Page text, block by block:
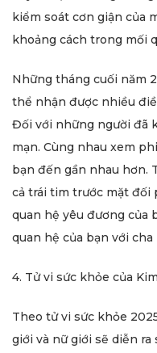
kiểm soát cơn giận của
khoảng cách trong mối
Những tháng cuối năm
thể nhận được nhiều
Đối với những người đã
mạn. Cùng nhau xem
bạn đến gần nhau hơn.
cả trái tim trước mặt đối
quan hệ yêu đương của
quan hệ của bạn với cha
4. Tử vi sức khỏe của
Theo tử vi sức khỏe
giới và nữ giới sẽ diễn ra